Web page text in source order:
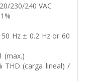
230/240 VAC
Hz ± 0.2 Hz or 60
(max.)
THD (carga lineal) /